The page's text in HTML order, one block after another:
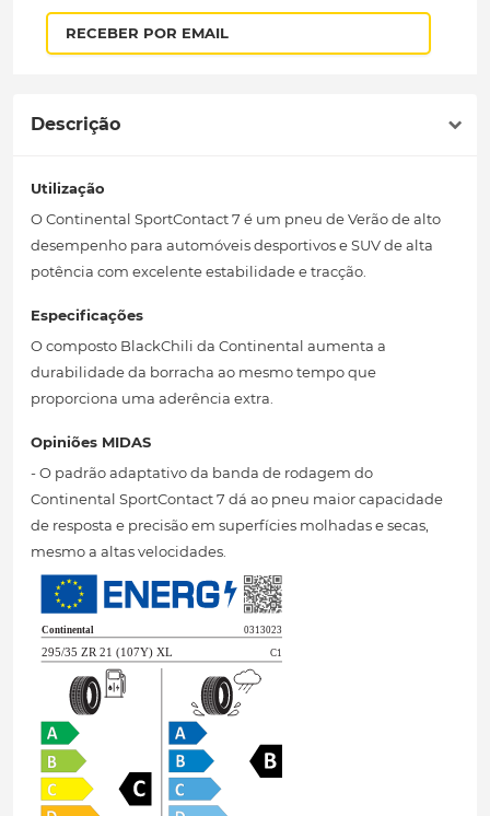
RECEBER POR EMAIL
Descrição
Utilização
O Continental SportContact 7 é um pneu de Verão de alto
desempenho para automóveis desportivos e SUV de alta
potência com excelente estabilidade e tracção.
Especificações
O composto BlackChili da Continental aumenta a
durabilidade da borracha ao mesmo tempo que
proporciona uma aderência extra.
Opiniões MIDAS
- O padrão adaptativo da banda de rodagem do
Continental SportContact 7 dá ao pneu maior capacidade
de resposta e precisão em superfícies molhadas e secas,
mesmo a altas velocidades.